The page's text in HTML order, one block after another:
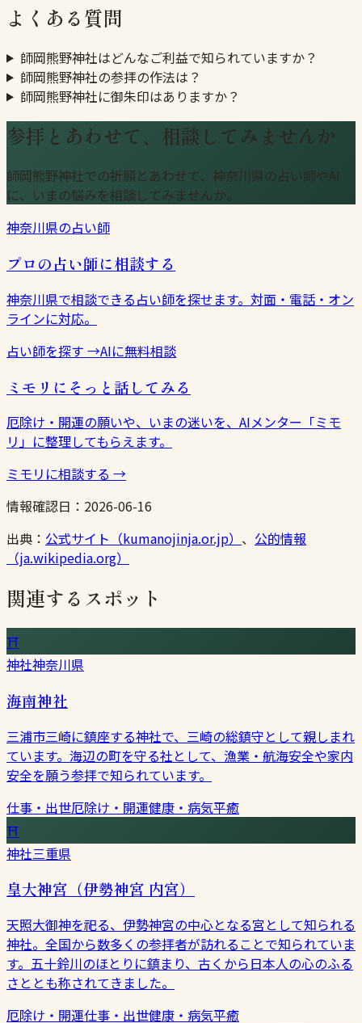
よくある質問
師岡熊野神社はどんなご利益で知られていますか？
師岡熊野神社の参拝の作法は？
師岡熊野神社に御朱印はありますか？
参拝とあわせて、相談してみませんか
師岡熊野神社での祈願とあわせて、神奈川県の占い師やAI
に、いまの悩みを相談してみませんか。
神奈川県の占い師
プロの占い師に相談する
神奈川県で相談できる占い師を探せます。対面・電話・オン
ラインに対応。
占い師を探す →AIに無料相談
ミモリにそっと話してみる
厄除け・開運の願いや、いまの迷いを、AIメンター「ミモ
リ」に整理してもらえます。
ミモリに相談する →
情報確認日： 2026-06-16
出典： 公式サイト（kumanojinja.or.jp） 、 公的情報
（ja.wikipedia.org）
関連するスポット
⛩
神社神奈川県
海南神社
三浦市三崎に鎮座する神社で、三崎の総鎮守として親しまれ
ています。海辺の町を守る社として、漁業・航海安全や家内
安全を願う参拝で知られています。
仕事・出世厄除け・開運健康・病気平癒
⛩
神社三重県
皇大神宮（伊勢神宮 内宮）
天照大御神を祀る、伊勢神宮の中心となる宮として知られる
神社。全国から数多くの参拝者が訪れることで知られていま
す。五十鈴川のほとりに鎮まり、古くから日本人の心のふる
さととも称されてきました。
厄除け・開運仕事・出世健康・病気平癒